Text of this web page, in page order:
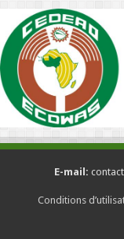
E-mail:
Conditions